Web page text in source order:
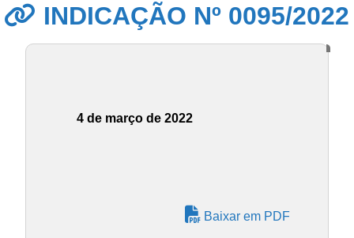
INDICAÇÃO Nº 0095/2022
4 de março de 2022
Baixar em PDF